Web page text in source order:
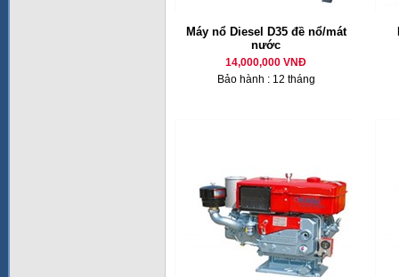
Máy nổ Diesel D35 đề nổ/mát
nước
14,000,000 VNĐ
Bảo hành : 12 tháng